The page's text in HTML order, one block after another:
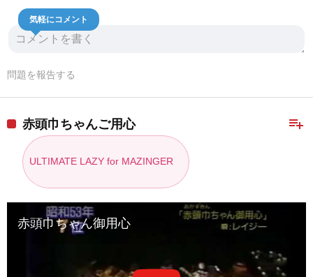
気軽にコメント
問題を報告する
playlist_add
赤頭巾ちゃんご用心
ULTIMATE LAZY for MAZINGER
赤頭巾ちゃん御用心